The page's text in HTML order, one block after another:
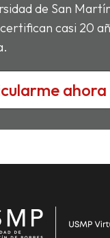
de San
casi 20
ahora